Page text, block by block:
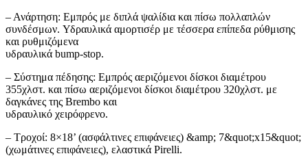
– Ανάρτηση: Εμπρός με διπλά ψαλίδια και πίσω πολλαπλών
συνδέσμων. Υδραυλικά αμορτισέρ με τέσσερα επίπεδα ρύθμισης
και ρυθμιζόμενα
υδραυλικά bump-stop.
– Σύστημα πέδησης: Εμπρός αεριζόμενοι δίσκοι διαμέτρου
355χλστ. και πίσω αεριζόμενοι δίσκοι διαμέτρου 320χλστ. με
δαγκάνες της Brembo και
υδραυλικό χειρόφρενο.
– Τροχοί: 8×18’ (ασφάλτινες επιφάνειες) &amp; 7&quot;x15&quot;
(χωμάτινες επιφάνειες), ελαστικά Pirelli.